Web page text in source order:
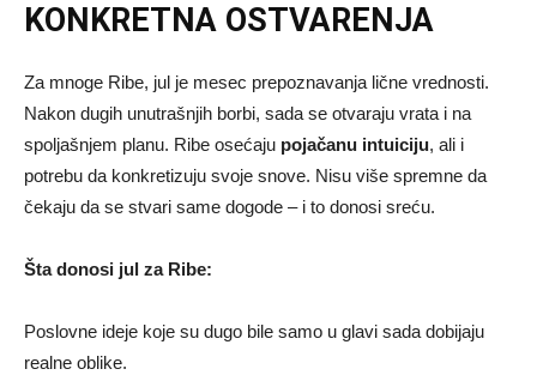
KONKRETNA OSTVARENJA
Za mnoge Ribe, jul je mesec prepoznavanja lične vrednosti.
Nakon dugih unutrašnjih borbi, sada se otvaraju vrata i na
spoljašnjem planu. Ribe osećaju pojačanu intuiciju, ali i
potrebu da konkretizuju svoje snove. Nisu više spremne da
čekaju da se stvari same dogode – i to donosi sreću.
Šta donosi jul za Ribe:
Poslovne ideje koje su dugo bile samo u glavi sada dobijaju
realne oblike.